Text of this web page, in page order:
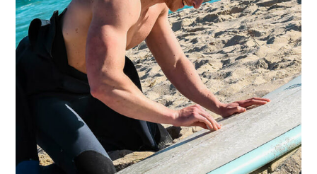
First Surfboard &
Wetsuit
DIVING SURFING